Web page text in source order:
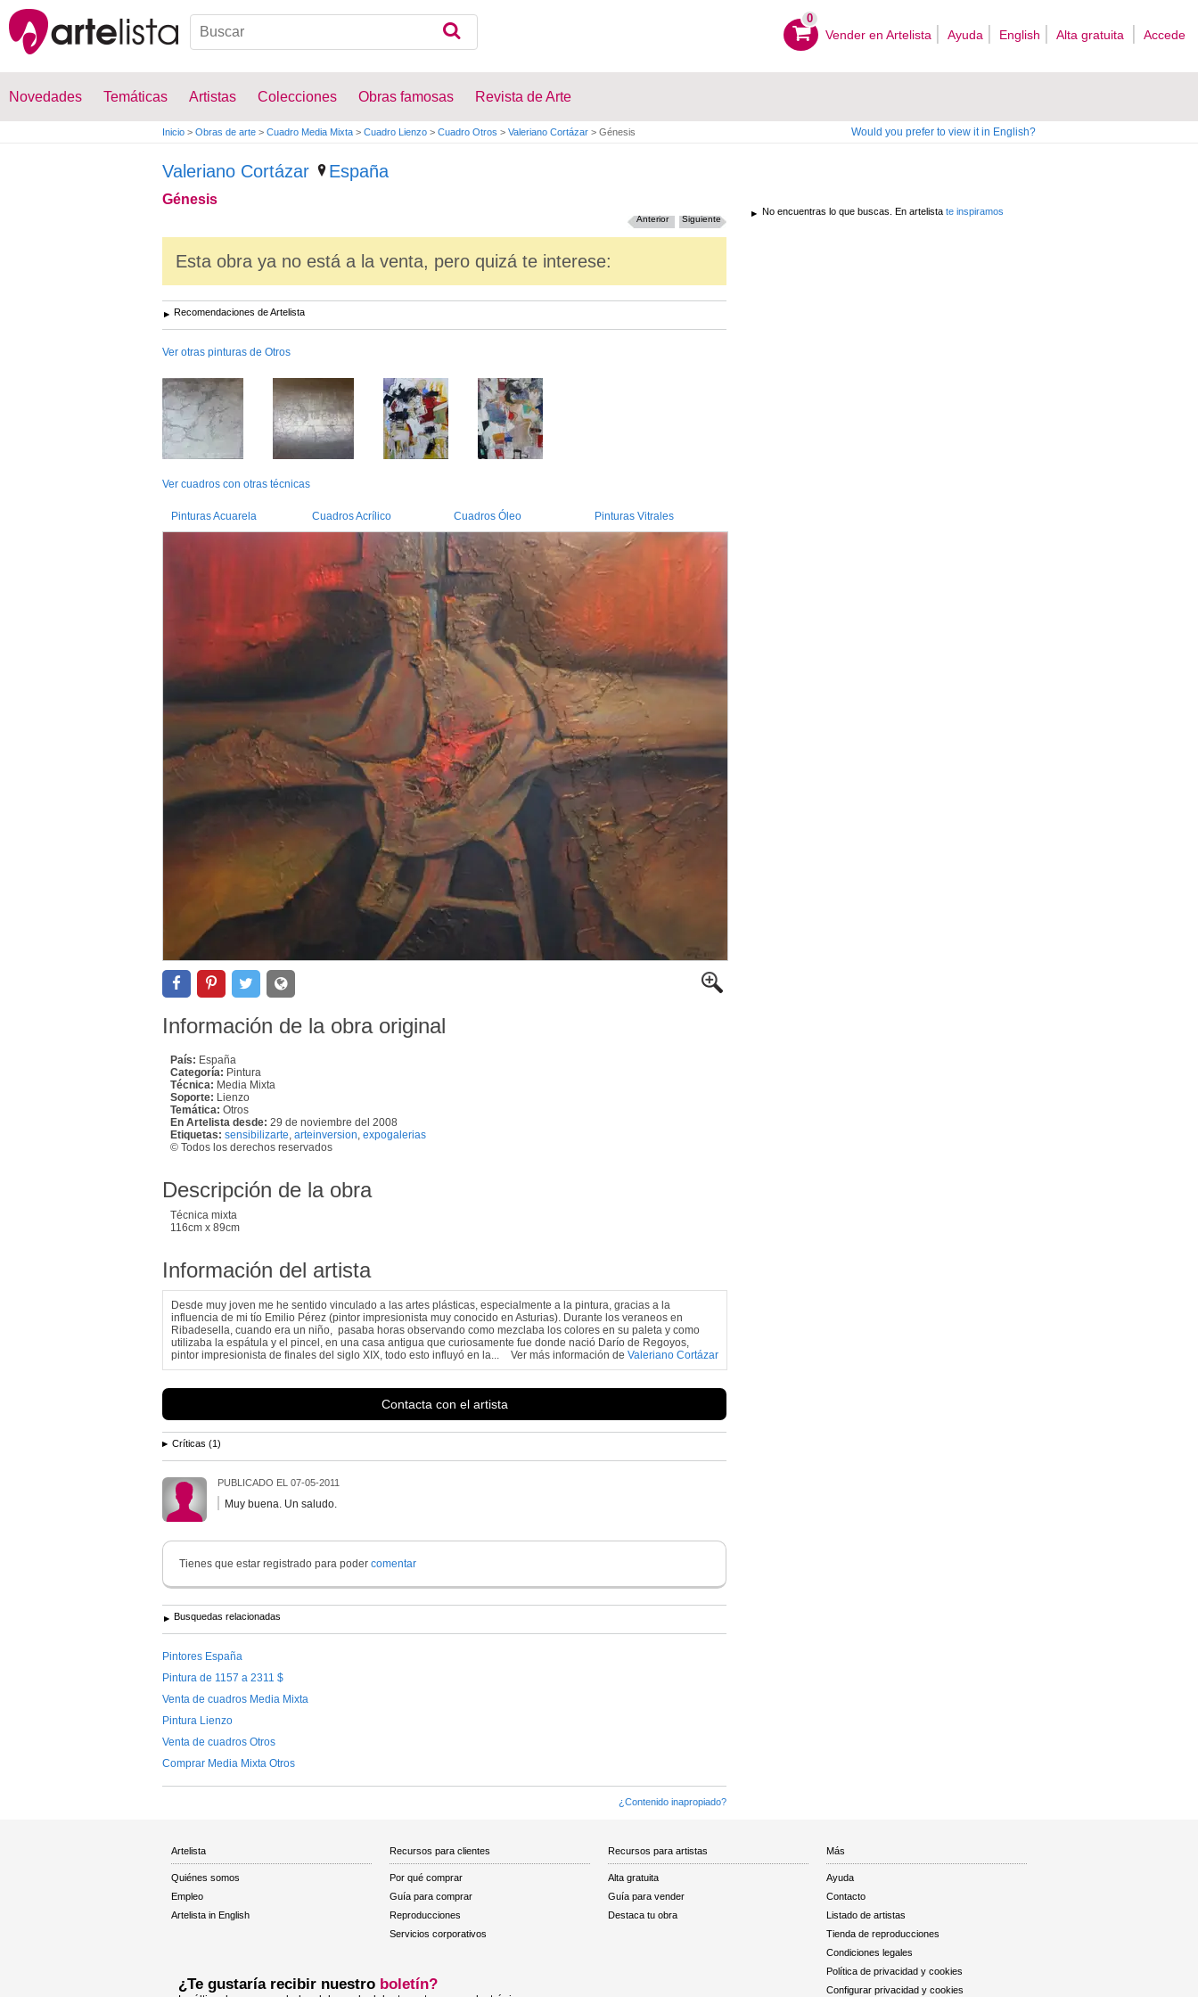
0
Vender en Artelista Ayuda English Alta gratuita Accede
Novedades Temáticas Artistas Colecciones Obras famosas Revista de Arte
Inicio > Obras de arte > Cuadro Media Mixta > Cuadro Lienzo > Cuadro Otros > Valeriano Cortázar > Génesis Would you prefer to view it in English?
Valeriano Cortázar España
Génesis
Siguiente
Anterior
Esta obra ya no está a la venta, pero quizá te interese:
Recomendaciones de Artelista
Ver otras pinturas de Otros
Ver cuadros con otras técnicas
Pinturas Acuarela Cuadros Acrílico Cuadros Óleo Pinturas Vitrales
Información de la obra original
País: España
Categoría: Pintura
Técnica: Media Mixta
Soporte: Lienzo
Temática: Otros
En Artelista desde: 29 de noviembre del 2008
Etiquetas: sensibilizarte arteinversion expogalerias
© Todos los derechos reservados
Descripción de la obra
Técnica mixta
116cm x 89cm
Información del artista
Desde muy joven me he sentido vinculado a las artes plásticas, especialmente a la pintura, gracias a la
influencia de mi tío Emilio Pérez (pintor impresionista muy conocido en Asturias). Durante los veraneos en
Ribadesella, cuando era un niño, pasaba horas observando como mezclaba los colores en su paleta y como
utilizaba la espátula y el pincel, en una casa antigua que curiosamente fue donde nació Darío de Regoyos,
pintor impresionista de finales del siglo XIX, todo esto influyó en la...
Ver más información de Valeriano Cortázar
Contacta con el artista
Críticas (1)
PUBLICADO EL 07-05-2011
Muy buena. Un saludo.
Tienes que estar registrado para poder comentar
Busquedas relacionadas
Pintores España
Pintura de 1157 a 2311 $
Venta de cuadros Media Mixta
Pintura Lienzo
Venta de cuadros Otros
Comprar Media Mixta Otros
¿Contenido inapropiado?
No encuentras lo que buscas. En artelista te inspiramos
Artelista
Quiénes somos
Empleo
Artelista in English
Recursos para clientes
Por qué comprar
Guía para comprar
Reproducciones
Servicios corporativos
Recursos para artistas
Alta gratuita
Guía para vender
Destaca tu obra
Más
Ayuda
Contacto
Listado de artistas
Tienda de reproducciones
Condiciones legales
Política de privacidad y cookies
Configurar privacidad y cookies
¿Te gustaría recibir nuestro boletín?